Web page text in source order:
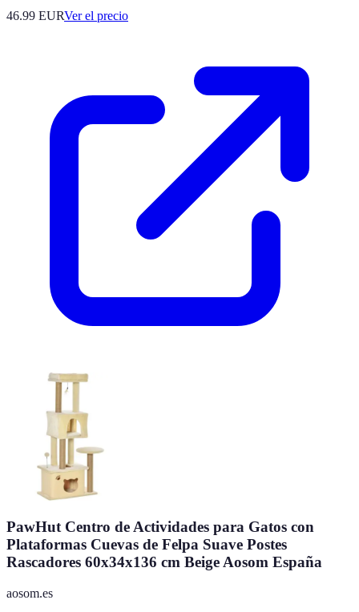
46.99 EURVer el precio
PawHut Centro de Actividades para Gatos con
Plataformas Cuevas de Felpa Suave Postes
Rascadores 60x34x136 cm Beige Aosom España
aosom.es